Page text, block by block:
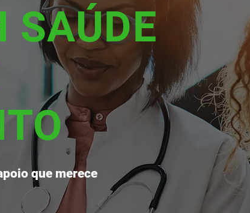
SAÚDE
que merece